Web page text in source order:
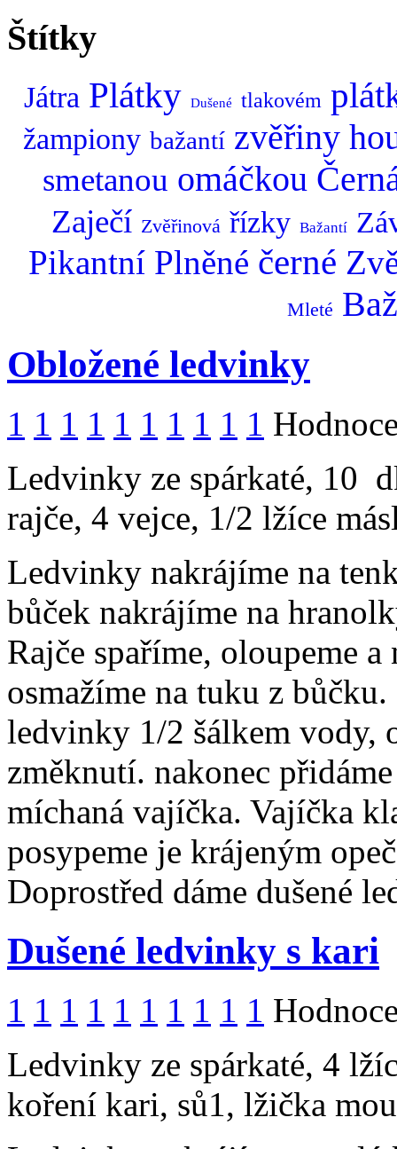
Štítky
Játra Plátky Dušené tlakovém
žampiony bažantí zvěřiny
smetanou omáčkou
Zaječí Zvěřinová řízky Bažantí
Pikantní Plněné černé
Mleté
Obložené ledvinky
1 1 1 1 1 1 1 1 1 1
Ledvinky ze spárkaté, 10
rajče, 4 vejce, 1/2 lžíce
Ledvinky nakrájíme na
bůček nakrájíme na
Rajče spaříme, oloupeme
osmažíme na tuku z
ledvinky 1/2 šálkem vody,
změknutí. nakonec
míchaná vajíčka. Vajíčka
posypeme je krájeným
Doprostřed dáme dušené
Dušené ledvinky s kari
1 1 1 1 1 1 1 1 1 1
Ledvinky ze spárkaté, 4
koření kari, sů1, lžička